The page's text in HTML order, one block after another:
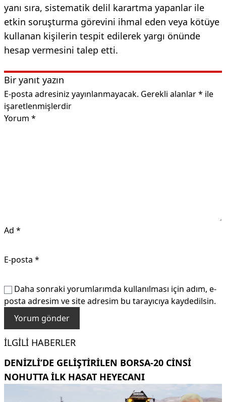
yanı sıra, sistematik delil karartma yapanlar ile
etkin soruşturma görevini ihmal eden veya kötüye
kullanan kişilerin tespit edilerek yargı önünde
hesap vermesini talep etti.
Bir yanıt yazın
E-posta adresiniz yayınlanmayacak. Gerekli alanlar* ile
işaretlenmişlerdir
Yorum *
Ad *
E-posta *
Daha sonraki yorumlarımda kullanılması için adım, e-
posta adresim ve site adresim bu tarayıcıya kaydedilsin.
İLGILI HABERLER
DENIZLI’DE GELIŞTIRILEN BORSA-20 CINSI
NOHUTTA ILK HASAT HEYECANI